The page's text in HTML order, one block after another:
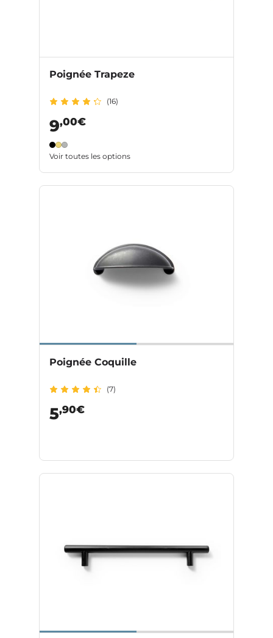
Poignée Trapeze
(16)
9,00€
Voir toutes les options
Poignée Coquille
(7)
5,90€